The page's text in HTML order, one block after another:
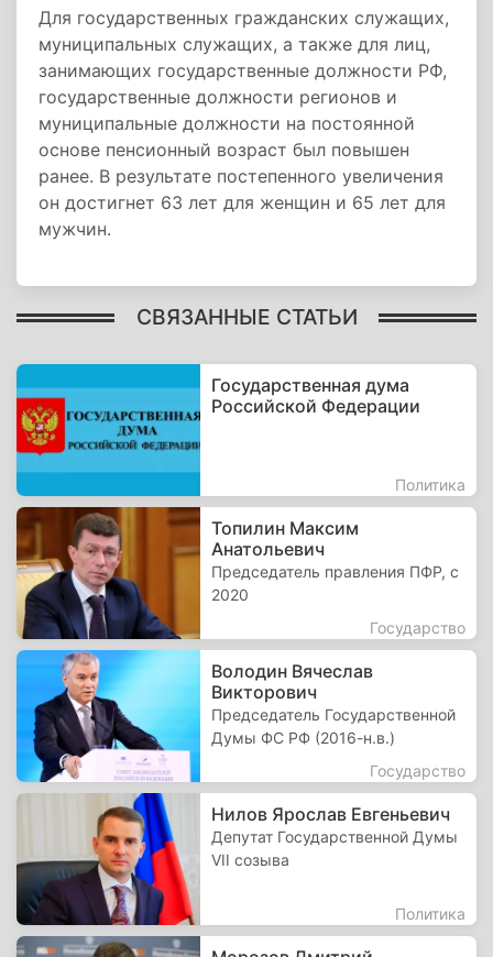
Для государственных гражданских служащих,
муниципальных служащих, а также для лиц,
занимающих государственные должности РФ,
государственные должности регионов и
муниципальные должности на постоянной
основе пенсионный возраст был повышен
ранее. В результате постепенного увеличения
он достигнет 63 лет для женщин и 65 лет для
мужчин.
СВЯЗАННЫЕ СТАТЬИ
Государственная дума
Российской Федерации
Политика
Топилин Максим
Анатольевич
Председатель правления ПФР, с
2020
Государство
Володин Вячеслав
Викторович
Председатель Государственной
Думы ФС РФ (2016-н.в.)
Государство
Нилов Ярослав Евгеньевич
Депутат Государственной Думы
VII созыва
Политика